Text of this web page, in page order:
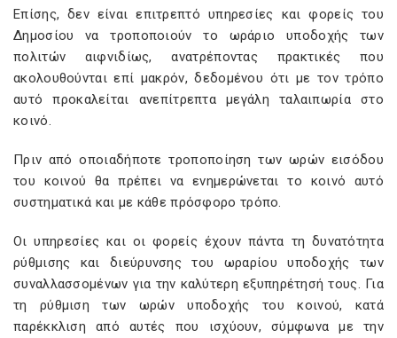
Επίσης, δεν είναι επιτρεπτό υπηρεσίες και φορείς του
Δημοσίου να τροποποιούν το ωράριο υποδοχής των
πολιτών αιφνιδίως, ανατρέποντας πρακτικές που
ακολουθούνται επί μακρόν, δεδομένου ότι με τον τρόπο
αυτό προκαλείται ανεπίτρεπτα μεγάλη ταλαιπωρία στο
κοινό.
Πριν από οποιαδήποτε τροποποίηση των ωρών εισόδου
του κοινού θα πρέπει να ενημερώνεται το κοινό αυτό
συστηματικά και με κάθε πρόσφορο τρόπο.
Οι υπηρεσίες και οι φορείς έχουν πάντα τη δυνατότητα
ρύθμισης και διεύρυνσης του ωραρίου υποδοχής των
συναλλασσομένων για την καλύτερη εξυπηρέτησή τους. Για
τη ρύθμιση των ωρών υποδοχής του κοινού, κατά
παρέκκλιση από αυτές που ισχύουν, σύμφωνα με την